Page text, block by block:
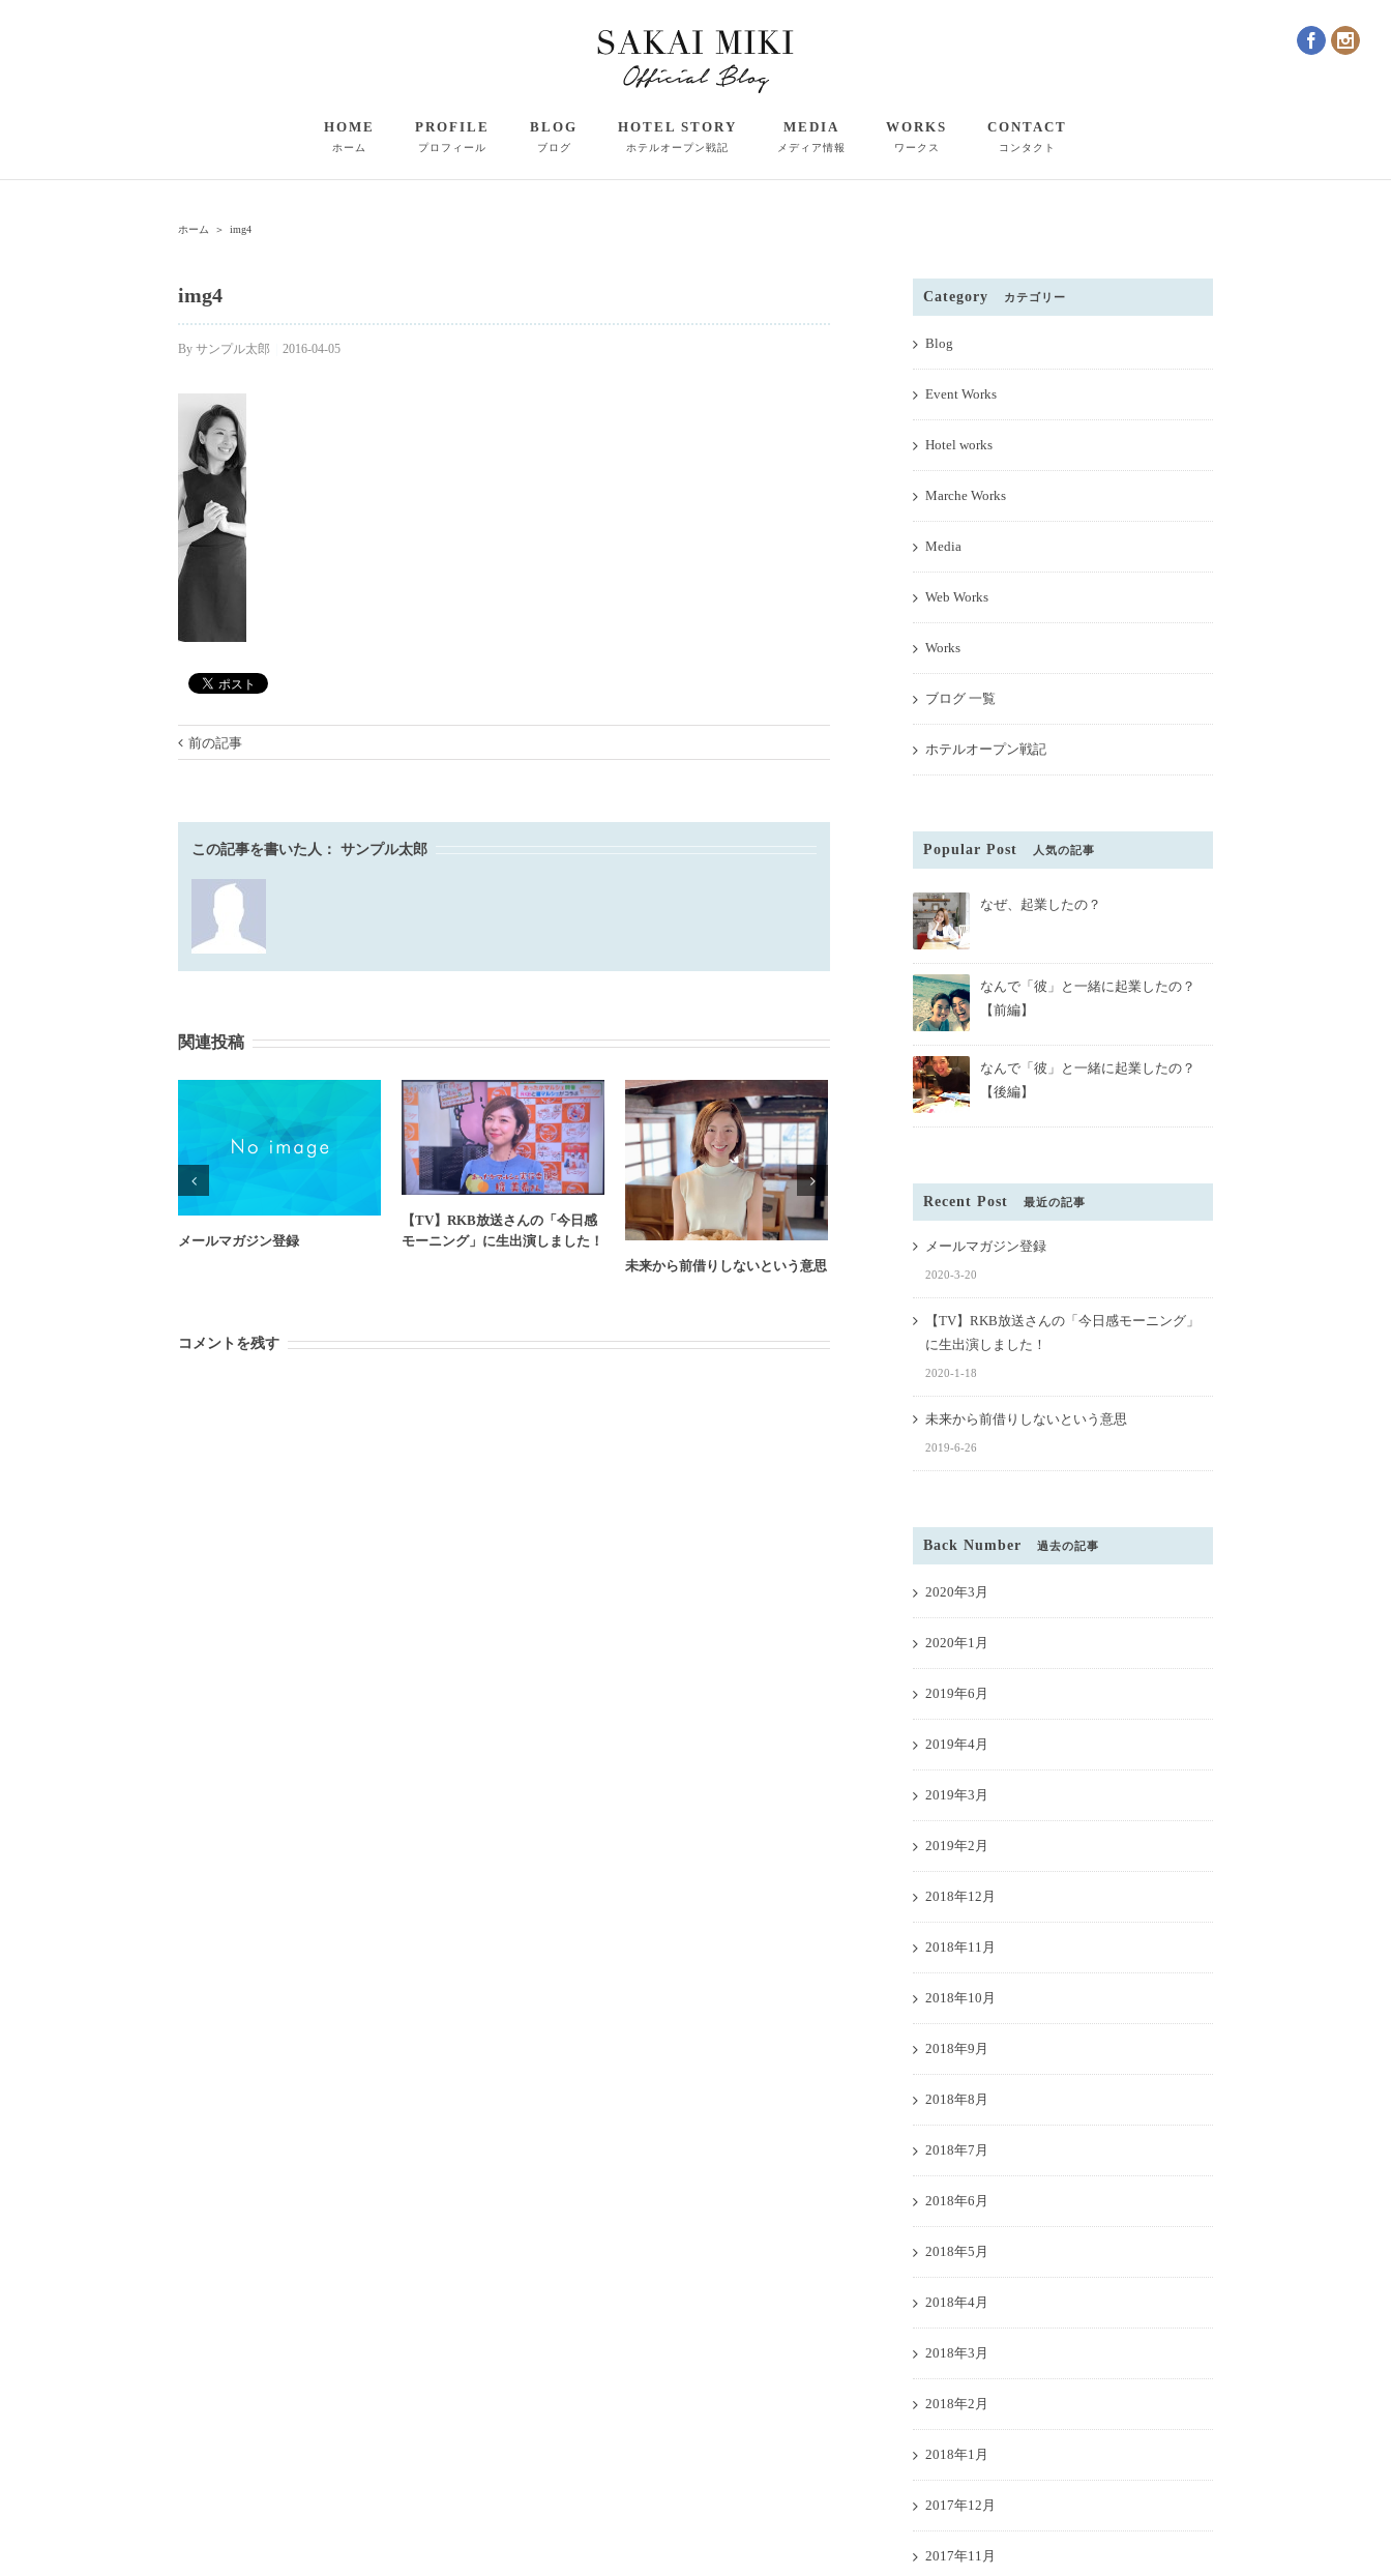
HOME
ホーム
PROFILE
プロフィール
BLOG
ブログ
HOTEL STORY
ホテルオープン戦記
MEDIA
メディア情報
WORKS
ワークス
CONTACT
コンタクト
ホーム ＞ img4
img4
By サンプル太郎 2016-04-05
前の記事
この記事を書いた人： サンプル太郎
関連投稿
メールマガジン登録
【TV】RKB放送さんの「今日感
モーニング」に生出演しました！
未来から前借りしないという意思
これから先結婚式を挙げる全人類
のこと 】
コメントを残す
Category カテゴリー
Blog
Event Works
Hotel works
Marche Works
Media
Web Works
Works
ブログ 一覧
ホテルオープン戦記
Popular Post 人気の記事
なぜ、起業したの？
なんで「彼」と一緒に起業したの？
【前編】
なんで「彼」と一緒に起業したの？
【後編】
Recent Post 最近の記事
メールマガジン登録
2020-3-20
【TV】RKB放送さんの「今日感モーニング」
に生出演しました！
2020-1-18
未来から前借りしないという意思
2019-6-26
Back Number 過去の記事
2020年3月
2020年1月
2019年6月
2019年4月
2019年3月
2019年2月
2018年12月
2018年11月
2018年10月
2018年9月
2018年8月
2018年7月
2018年6月
2018年5月
2018年4月
2018年3月
2018年2月
2018年1月
2017年12月
2017年11月